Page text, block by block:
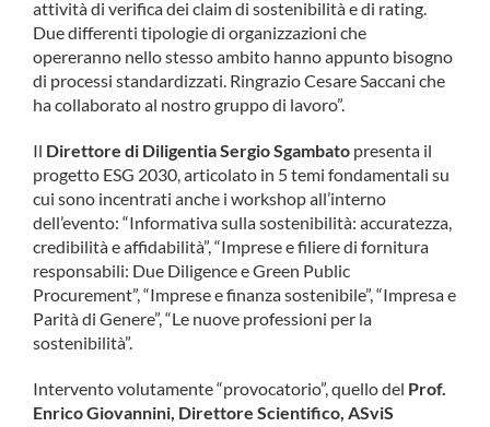
attività di verifica dei claim di sostenibilità e di rating.
Due differenti tipologie di organizzazioni che
opereranno nello stesso ambito hanno appunto bisogno
di processi standardizzati. Ringrazio Cesare Saccani che
ha collaborato al nostro gruppo di lavoro”.
Il Direttore di Diligentia Sergio Sgambato presenta il
progetto ESG 2030, articolato in 5 temi fondamentali su
cui sono incentrati anche i workshop all’interno
dell’evento: “Informativa sulla sostenibilità: accuratezza,
credibilità e affidabilità”, “Imprese e filiere di fornitura
responsabili: Due Diligence e Green Public
Procurement”, “Imprese e finanza sostenibile”, “Impresa e
Parità di Genere”, “Le nuove professioni per la
sostenibilità”.
Intervento volutamente “provocatorio”, quello del Prof.
Enrico Giovannini, Direttore Scientifico, ASviS